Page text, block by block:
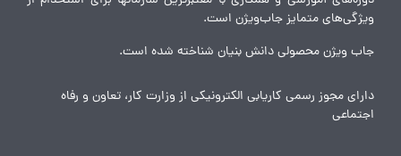
ویژگی‌های متمایز جاب‌ویژن است.
جاب ویژن محصولی دانش بنیان شناخته شده است.
دارای مجوز رسمی کاریابی الکترونیکی از وزارت کار، تعاون و رفاه
اجتماعی